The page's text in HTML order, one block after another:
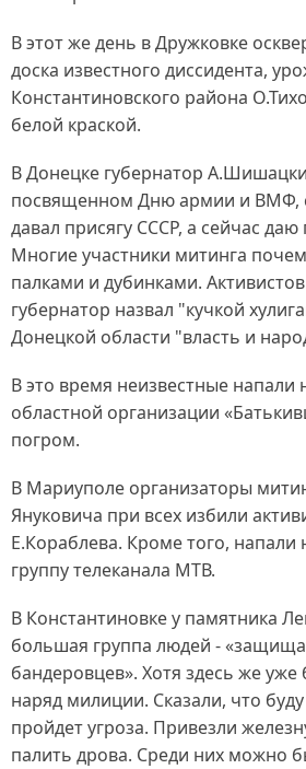
В этот же день в Дружковке
доска известного диссидента,
Константиновского района
белой краской.
В Донецке губернатор
посвященном Дню армии и ВМФ,
давал присягу СССР, а сейчас даю
Многие участники митинга
палками и дубинками.
губернатор назвал "кучкой
Донецкой области "власть и
В это время неизвестные напали
областной организации
погром.
В Мариуполе организаторы
Януковича при всех избили
Е.Кораблева. Кроме того,
группу телеканала МТВ.
В Константиновке у памятника
большая группа людей -
бандеровцев». Хотя здесь же уже
наряд милиции. Сказали, что
пройдет угроза. Привезли
палить дрова. Среди них можно